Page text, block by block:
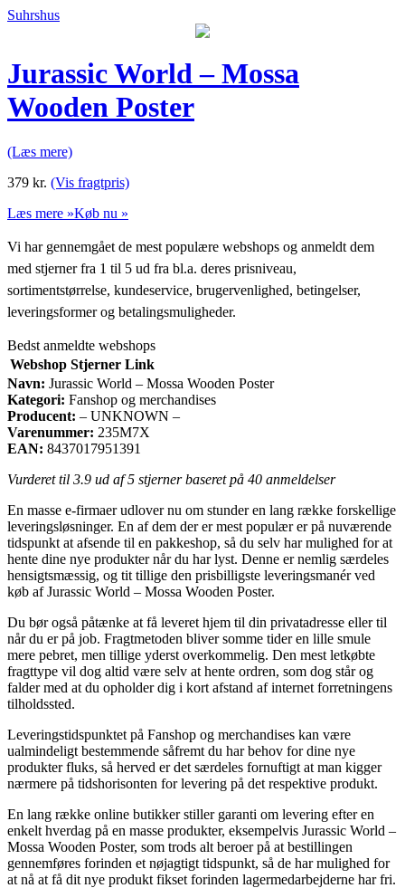
Suhrshus
Jurassic World – Mossa
Wooden Poster
(Læs mere)
379 kr. (Vis fragtpris)
Læs mere »Køb nu »
Vi har gennemgået de mest populære webshops og anmeldt dem
med stjerner fra 1 til 5 ud fra bl.a. deres prisniveau,
sortimentstørrelse, kundeservice, brugervenlighed, betingelser,
leveringsformer og betalingsmuligheder.
Bedst anmeldte webshops
Webshop Stjerner Link
Navn: Jurassic World – Mossa Wooden Poster
Kategori: Fanshop og merchandises
Producent: – UNKNOWN –
Varenummer: 235M7X
EAN: 8437017951391
Vurderet til 3.9 ud af 5 stjerner baseret på 40 anmeldelser
En masse e-firmaer udlover nu om stunder en lang række forskellige
leveringsløsninger. En af dem der er mest populær er på nuværende
tidspunkt at afsende til en pakkeshop, så du selv har mulighed for at
hente dine nye produkter når du har lyst. Denne er nemlig særdeles
hensigtsmæssig, og tit tillige den prisbilligste leveringsmanér ved
køb af Jurassic World – Mossa Wooden Poster.
Du bør også påtænke at få leveret hjem til din privatadresse eller til
når du er på job. Fragtmetoden bliver somme tider en lille smule
mere pebret, men tillige yderst overkommelig. Den mest letkøbte
fragttype vil dog altid være selv at hente ordren, som dog står og
falder med at du opholder dig i kort afstand af internet forretningens
tilholdssted.
Leveringstidspunktet på Fanshop og merchandises kan være
ualmindeligt bestemmende såfremt du har behov for dine nye
produkter fluks, så herved er det særdeles fornuftigt at man kigger
nærmere på tidshorisonten for levering på det respektive produkt.
En lang række online butikker stiller garanti om levering efter en
enkelt hverdag på en masse produkter, eksempelvis Jurassic World –
Mossa Wooden Poster, som trods alt beroer på at bestillingen
gennemføres forinden et nøjagtigt tidspunkt, så de har mulighed for
at nå at få dit nye produkt fikset forinden lagermedarbejderne har fri.